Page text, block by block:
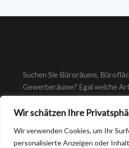
Wir schätzen Ihre
Wir verwenden Cookies, um Ihr
personalisierte Anzeigen oder
Nähe
Suchen Sie Büroräume,
Gewerberäume? Egal welche
richtige Büro.